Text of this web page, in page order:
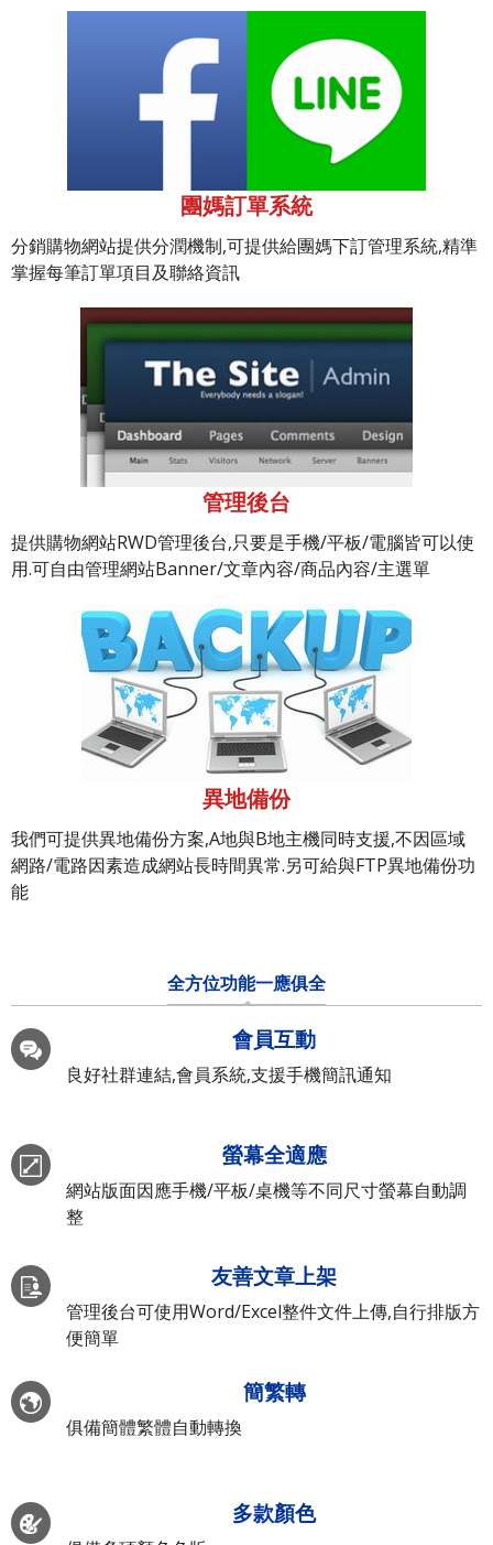
團媽訂單系統
分銷購物網站提供分潤機制,可提供給團媽下訂管理系統,精準
掌握每筆訂單項目及聯絡資訊
管理後台
提供購物網站RWD管理後台,只要是手機/平板/電腦皆可以使
用.可自由管理網站Banner/文章內容/商品內容/主選單
異地備份
我們可提供異地備份方案,A地與B地主機同時支援,不因區域
網路/電路因素造成網站長時間異常.另可給與FTP異地備份功
能
全方位功能一應俱全
會員互動
良好社群連結,會員系統,支援手機簡訊通知
螢幕全適應
網站版面因應手機/平板/桌機等不同尺寸螢幕自動調
整
友善文章上架
管理後台可使用Word/Excel整件文件上傳,自行排版方
便簡單
簡繁轉
俱備簡體繁體自動轉換
多款顏色